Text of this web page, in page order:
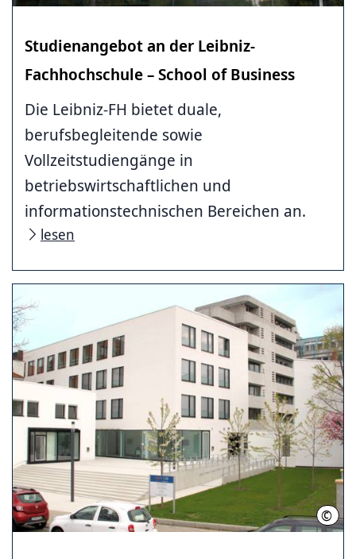
Studienangebot an der Leibniz-
Fachhochschule – School of Business
Die Leibniz-FH bietet duale,
berufsbegleitende sowie
Vollzeitstudiengänge in
betriebswirtschaftlichen und
informationstechnischen Bereichen an.
lesen
©